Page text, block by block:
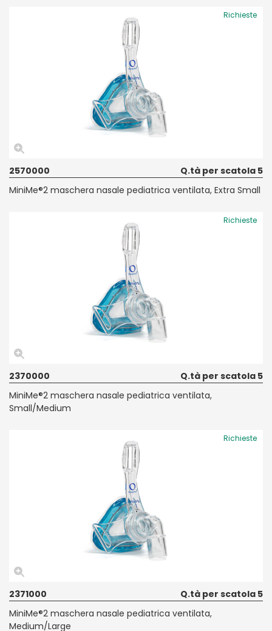
Richieste
2570000
Q.tà per scatola 5
MiniMe®2 maschera nasale pediatrica ventilata, Extra Small
Richieste
2370000
Q.tà per scatola 5
MiniMe®2 maschera nasale pediatrica ventilata,
Small/Medium
Richieste
2371000
Q.tà per scatola 5
MiniMe®2 maschera nasale pediatrica ventilata,
Medium/Large